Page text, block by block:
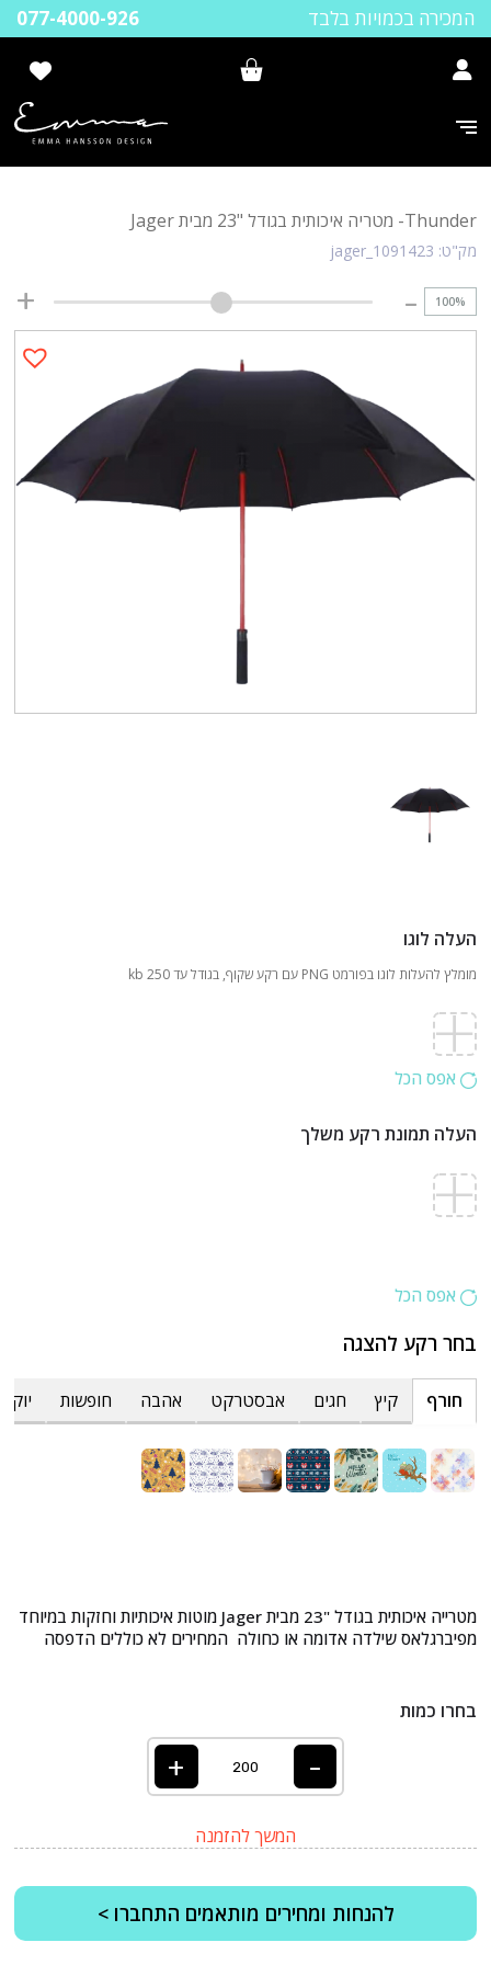
077-4000-926 המכירה בכמויות בלבד
Thunder- מטריה איכותית בגודל "23 מבית Jager
מק"ט: jager_1091423
100%
העלה לוגו
מומלץ להעלות לוגו בפורמט PNG עם רקע שקוף, בגודל עד 250 kb
אפס הכל
העלה תמונת רקע משלך
אפס הכל
בחר רקע להצגה
חורף קיץ חגים אבסטרקט אהבה חופשות
מטרייה איכותית בגודל "23 מבית Jager מוטות איכותיות וחזקות במיוחד
מפיברגלאס שילדה אדומה או כחולה המחירים לא כוללים הדפסה
בחרו כמות
-
+
המשך להזמנה
להנחות ומחירים מותאמים התחברו >